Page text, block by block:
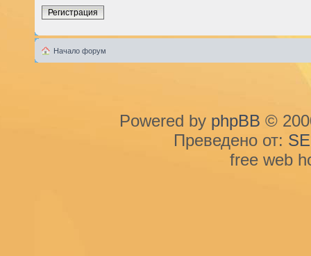
Регистрация
Начало форум
Powered by phpBB ©
Преведено от:
free web